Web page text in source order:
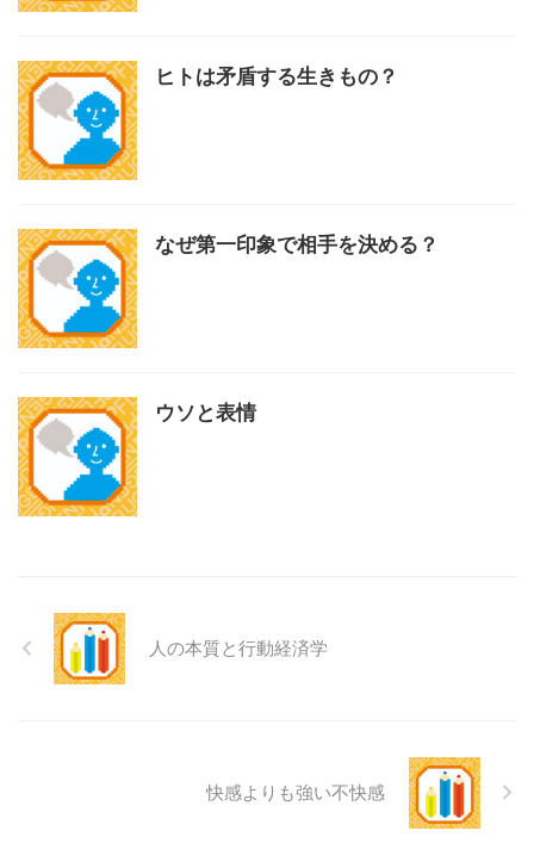
ヒトは矛盾する生きもの？
なぜ第一印象で相手を決める？
ウソと表情
人の本質と行動経済学
快感よりも強い不快感